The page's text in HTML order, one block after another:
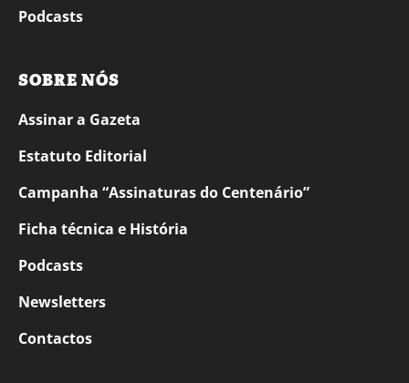
Podcasts
SOBRE NÓS
Assinar a Gazeta
Estatuto Editorial
Campanha “Assinaturas do Centenário”
Ficha técnica e História
Podcasts
Newsletters
Contactos